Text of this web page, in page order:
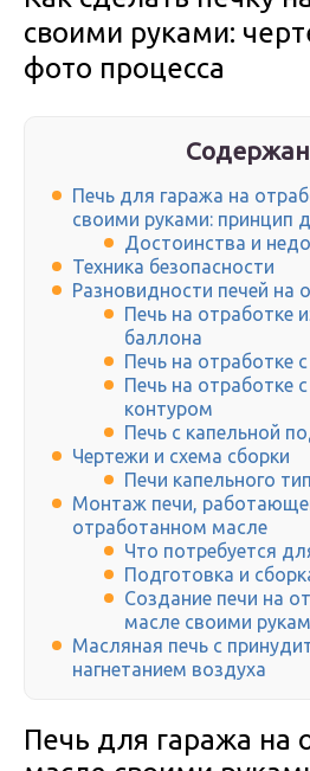
своими руками:
фото процесса
Печь для гаража на
своими руками: принцип
Достоинства и
Техника безопасности
Разновидности печей на
Печь на отработке
баллона
Печь на отработке
Печь на отработке
контуром
Печь с капельной
Чертежи и схема сборки
Печи капельного
Монтаж печи,
отработанном масле
Что потребуется
Подготовка и
Создание печи на
масле своими
Масляная печь с
нагнетанием воздуха
Печь для гаража на